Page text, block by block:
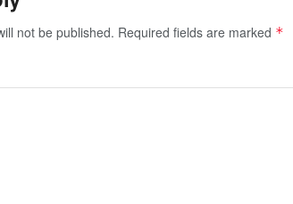
not be published. Required fields are marked *